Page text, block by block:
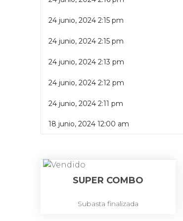
24 junio, 2024 2:15 pm
24 junio, 2024 2:15 pm
24 junio, 2024 2:13 pm
24 junio, 2024 2:12 pm
24 junio, 2024 2:11 pm
18 junio, 2024 12:00 am
SUPER COMBO
Subasta finalizada